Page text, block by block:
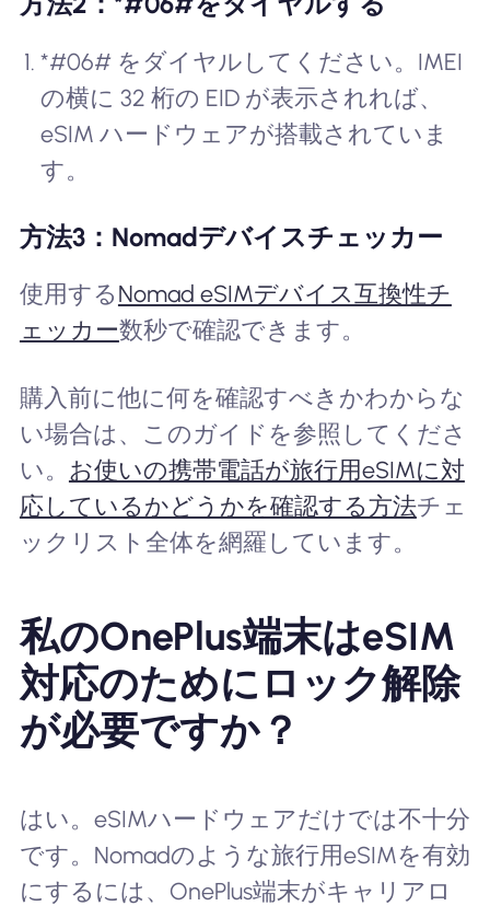
*#06# をダイヤルしてください。IMEI
の横に 32 桁の EID が表示されれば、
eSIM ハードウェアが搭載されていま
す。
方法3：Nomadデバイスチェッカー
使用する Nomad eSIMデバイス互換性チ
ェッカー数秒で確認できます。
購入前に他に何を確認すべきかわからな
い場合は、このガイドを参照してくださ
い。 お使いの携帯電話が旅行用eSIMに対
応しているかどうかを確認する方法チェ
ックリスト全体を網羅しています。
私のOnePlus端末はeSIM
対応のためにロック解除
が必要ですか？
はい。eSIMハードウェアだけでは不十分
です。Nomadのような旅行用eSIMを有効
にするには、OnePlus端末がキャリアロ